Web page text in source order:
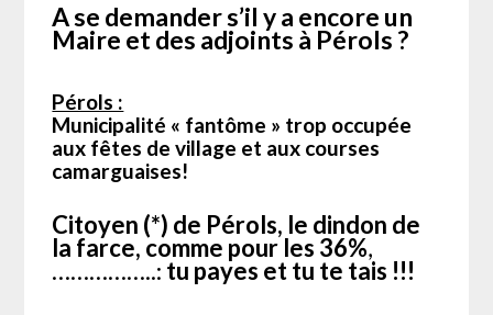
A se demander s’il y a encore un
Maire et des adjoints à Pérols ?
Pérols :
Municipalité « fantôme » trop occupée
aux fêtes de village et aux courses
camarguaises!
Citoyen (*) de Pérols, le dindon de
la farce, comme pour les 36%,
……………..: tu payes et tu te tais !!!